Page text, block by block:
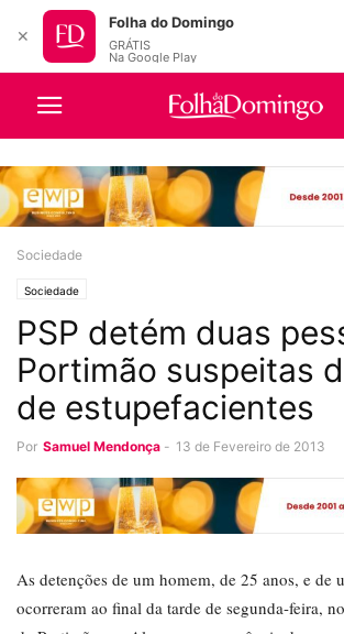
Sociedade
Sociedade
PSP detém duas
Portimão suspeitas
de estupefacientes
Por Samuel Mendonça - 13 de Fevereiro de 2013
As detenções de um homem, de 25 anos, e de
ocorreram ao final da tarde de segunda-feira,
✕
Folha do Domingo
GRÁTIS
Na Google Play